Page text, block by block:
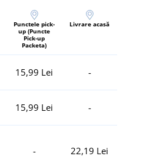
Punctele pick-
up (Puncte
Pick-up
Packeta)
Livrare acasă
15,99 Lei -
15,99 Lei -
- 22,19 Lei